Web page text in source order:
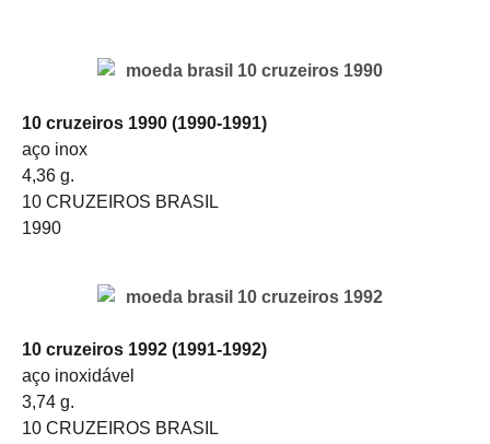
10 cruzeiros 1990 (1990-1991)
aço inox
4,36 g.
10 CRUZEIROS BRASIL
1990
10 cruzeiros 1992 (1991-1992)
aço inoxidável
3,74 g.
10 CRUZEIROS BRASIL